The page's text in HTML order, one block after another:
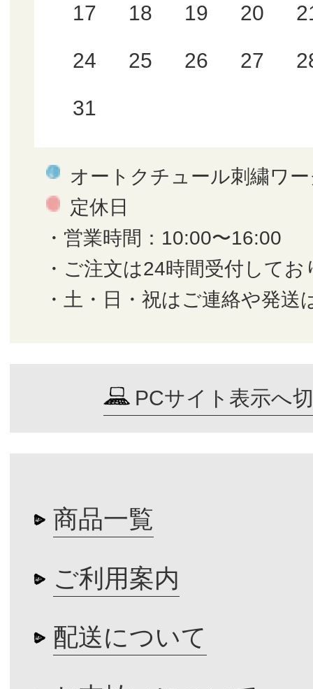
17 18 19 20
24 25 26 27
31
オートクチュール刺繍ワ
定休日
・営業時間：10:00〜16:00
・ご注文は24時間受付してお
・土・日・祝はご連絡や発送
PCサイト表示へ
商品一覧
ご利用案内
配送について